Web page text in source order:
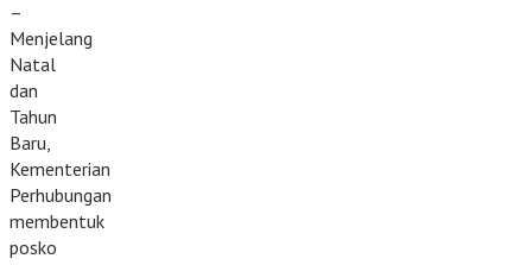
–
Menjelang
Natal
dan
Tahun
Baru,
Kementerian
Perhubungan
membentuk
posko